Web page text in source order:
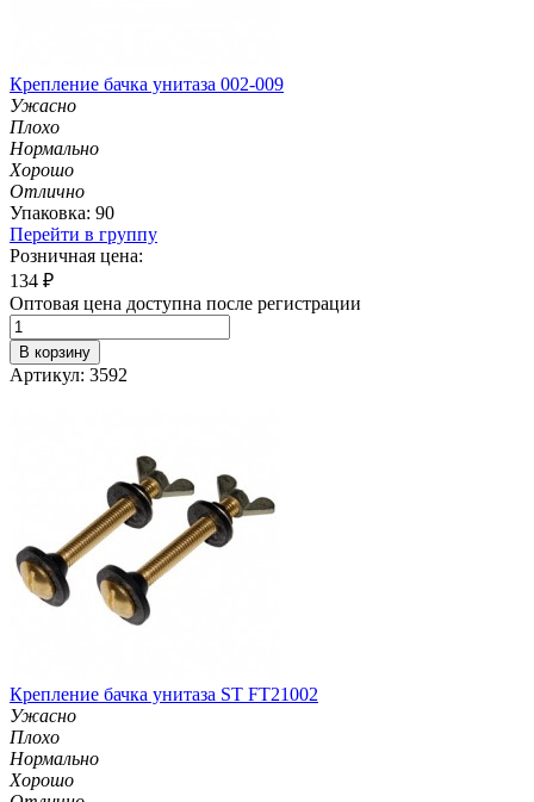
Крепление бачка унитаза 002-009
Ужасно
Плохо
Нормально
Хорошо
Отлично
Упаковка: 90
Перейти в группу
Розничная цена:
134 ₽
Оптовая цена доступна после регистрации
В корзину
Артикул: 3592
Крепление бачка унитаза ST FT21002
Ужасно
Плохо
Нормально
Хорошо